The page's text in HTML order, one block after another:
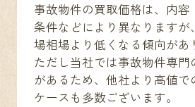
事故物件の買取価格は、内容
条件などにより異なりますが
場相場より低くなる傾向があ
ただし当社では事故物件専門
があるため、他社より高値で
ケースも多数ございます。